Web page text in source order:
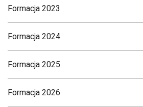
Formacja 2023
Formacja 2024
Formacja 2025
Formacja 2026